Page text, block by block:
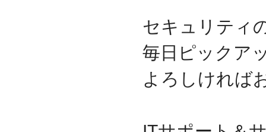
セキュリティ
毎日ピックア
よろしければ